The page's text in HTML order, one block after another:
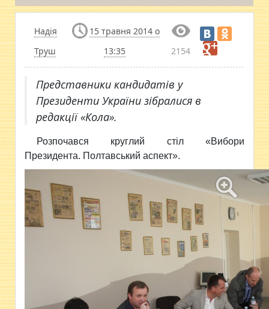
Надія
Труш
15 травня 2014 о
13:35
2154
Представники кандидатів у
Президенти України зібралися в
редакції «Кола».
Розпочався круглий стіл «Вибори
Президента. Полтавський аспект».